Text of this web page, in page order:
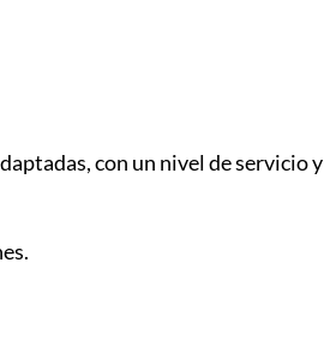
con un nivel de servicio y